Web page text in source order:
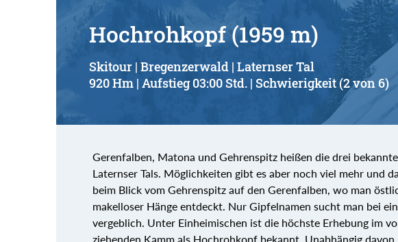
Hochrohkopf (1959 m)
Skitour | Bregenzerwald | Laternser Tal
920 Hm | Aufstieg 03:00 Std. | Schwierigkeit (2 von 6)
Gerenfalben, Matona und Gehrenspitz heißen die drei
Laternser Tals. Möglichkeiten gibt es aber noch viel mehr und
beim Blick vom Gehrenspitz auf den Gerenfalben, wo man
makelloser Hänge entdeckt. Nur Gipfelnamen sucht man bei
vergeblich. Unter Einheimischen ist die höchste Erhebung im
ziehenden Kamm als Hochrohkopf bekannt. Unabhängig